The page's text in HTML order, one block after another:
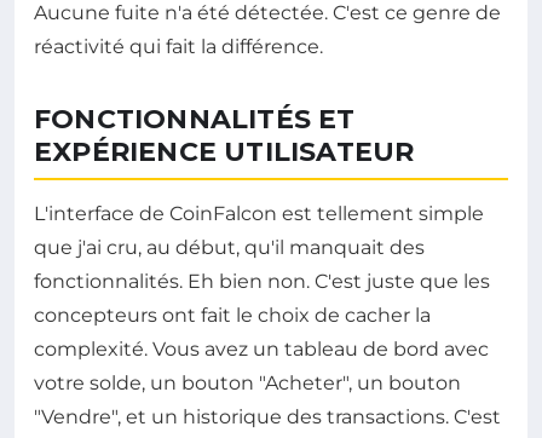
Aucune fuite n'a été détectée. C'est ce genre de
réactivité qui fait la différence.
FONCTIONNALITÉS ET
EXPÉRIENCE UTILISATEUR
L'interface de CoinFalcon est tellement simple
que j'ai cru, au début, qu'il manquait des
fonctionnalités. Eh bien non. C'est juste que les
concepteurs ont fait le choix de cacher la
complexité. Vous avez un tableau de bord avec
votre solde, un bouton "Acheter", un bouton
"Vendre", et un historique des transactions. C'est